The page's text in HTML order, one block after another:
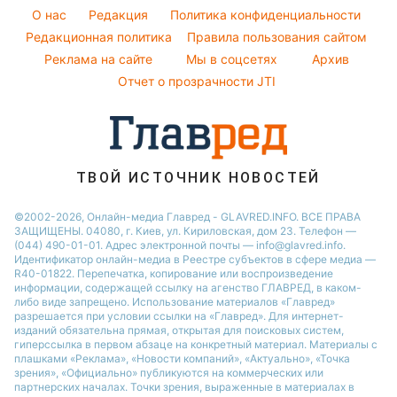
Новости Черкассы
Новости Ровно
Новости Запорожья
Пылевая буря
Уборка
Комнатные растения
Авто
O нас Редакция
Политика конфиденциальности
Редакционная политика
Правила пользования сайтом
Реклама на сайте
Мы в соцсетях
Архив
Отчет о прозрачности JTI
ТВОЙ ИСТОЧНИК НОВОСТЕЙ
©2002-2026, Онлайн-медиа Главред - GLAVRED.INFO. ВСЕ ПРАВА
ЗАЩИЩЕНЫ. 04080, г. Киев, ул. Кириловская, дом 23. Телефон —
(044) 490-01-01. Адрес электронной почты — info@glavred.info.
Идентификатор онлайн-медиа в Реестре cубъектов в сфере медиа —
R40-01822. Перепечатка, копирование или воспроизведение
информации, содержащей ссылку на агенство ГЛАВРЕД, в каком-
либо виде запрещено. Использование материалов «Главред»
разрешается при условии ссылки на «Главред». Для интернет-
изданий обязательна прямая, открытая для поисковых систем,
гиперссылка в первом абзаце на конкретный материал. Материалы с
плашками «Реклама», «Новости компаний», «Актуально», «Точка
зрения», «Официально» публикуются на коммерческих или
партнерских началах. Точки зрения, выраженные в материалах в